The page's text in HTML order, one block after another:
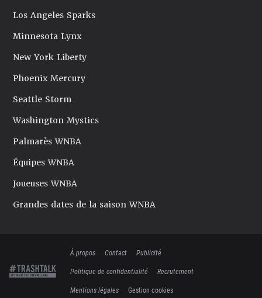
Los Angeles Sparks
Minnesota Lynx
New York Liberty
Phoenix Mercury
Seattle Storm
Washington Mystics
Palmarès WNBA
Équipes WNBA
Joueuses WNBA
Grandes dates de la saison WNBA
À propos Contact
Publicité
Politique de confidentialité
Recrutement
Mentions légales
Gestion cookies